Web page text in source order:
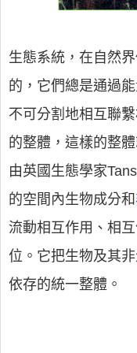
生態系統，在自然
的，它們總是通過
不可分割地相互聯
的整體，這樣的整
由英國生態學家
的空間內生物成分和
流動相互作用、相
位。它把生物及其
依存的統一整體。